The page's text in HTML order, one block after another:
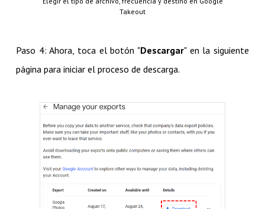
Takeout
Paso 4: Ahora, toca el botón "Descargar" en la siguiente
página para iniciar el proceso de descarga.